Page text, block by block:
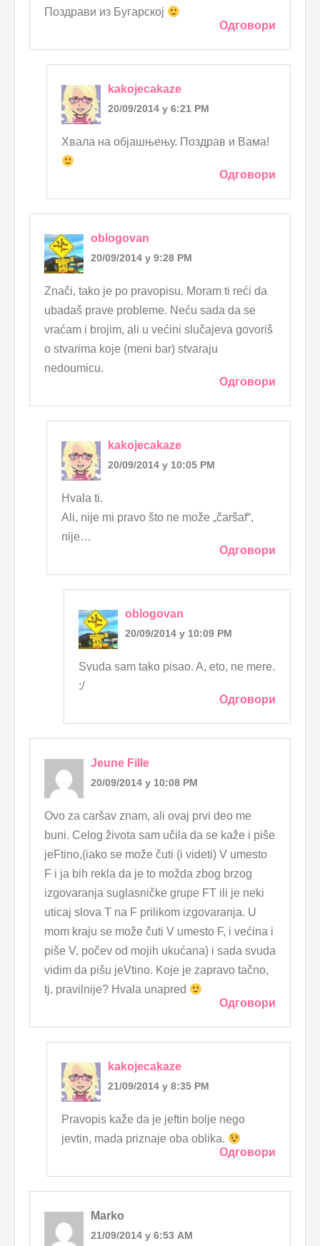
Поздрави из Бугарској
Одговори
kakojecakaze
20/09/2014 у 6:21 PM
Хвала на објашњењу. Поздрав и Вама!
Одговори
oblogovan
20/09/2014 у 9:28 PM
Znači, tako je po pravopisu. Moram ti reći da
ubadaš prave probleme. Neću sada da se
vraćam i brojim, ali u većini slučajeva govoriš
o stvarima koje (meni bar) stvaraju
nedoumicu.
Одговори
kakojecakaze
20/09/2014 у 10:05 PM
Hvala ti.
Ali, nije mi pravo što ne može „čaršaf“,
nije…
Одговори
oblogovan
20/09/2014 у 10:09 PM
Svuda sam tako pisao. A, eto, ne mere.
:/
Одговори
Jeune Fille
20/09/2014 у 10:08 PM
Ovo za caršav znam, ali ovaj prvi deo me
buni. Celog života sam učila da se kaže i piše
jeFtino,(iako se može čuti (i videti) V umesto
F i ja bih rekla da je to možda zbog brzog
izgovaranja suglasničke grupe FT ili je neki
uticaj slova T na F prilikom izgovaranja. U
mom kraju se može čuti V umesto F, i većina i
piše V, počev od mojih ukućana) i sada svuda
vidim da pišu jeVtino. Koje je zapravo tačno,
tj. pravilnije? Hvala unapred
Одговори
kakojecakaze
21/09/2014 у 8:35 PM
Pravopis kaže da je jeftin bolje nego
jevtin, mada priznaje oba oblika.
Одговори
Marko
21/09/2014 у 6:53 AM